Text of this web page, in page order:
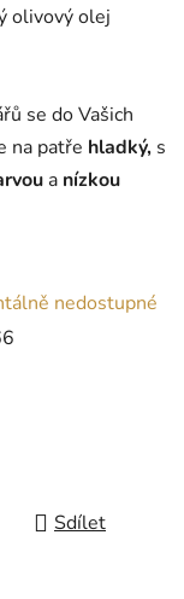
olivový olej
se do Vašich
na patře hladký, s
a nízkou
nedostupné
Sdílet